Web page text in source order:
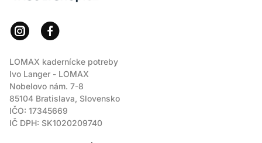
LOMAX kadernícke potreby
Ivo Langer - LOMAX
Nobelovo nám. 7-8
85104 Bratislava, Slovensko
IČO: 17345669
IČ DPH: SK1020209740